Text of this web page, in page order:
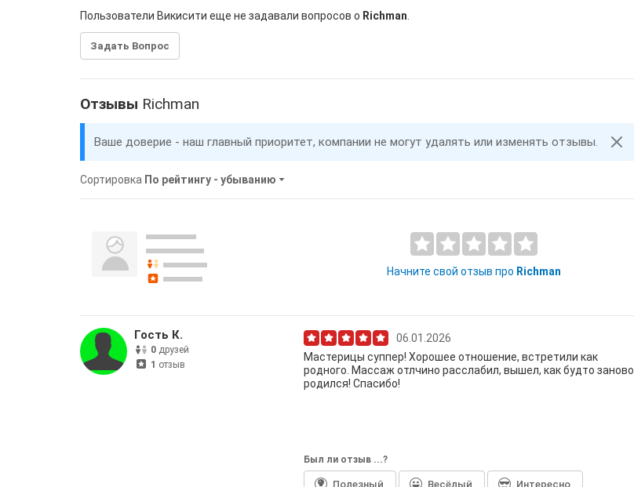
Пользователи Викисити еще не задавали вопросов о Richman
Задать Вопрос
Отзывы Richman
Ваше доверие - наш главный приоритет, компании не могут удалять или изменять отзывы.
Сортировка По рейтингу - убыванию
Начните свой отзыв про Richman
Гость К.
0 друзей
1 отзыв
06.01.2026
Мастерицы суппер! Хорошее отношение, встретили как
родного. Массаж отлчино расслабил, вышел, как будто заново
родился! Спасибо!
Был ли отзыв ...?
Полезный Весёлый Интересно